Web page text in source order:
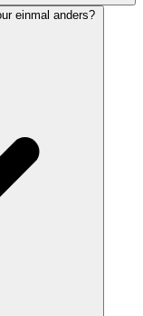
einmal anders?